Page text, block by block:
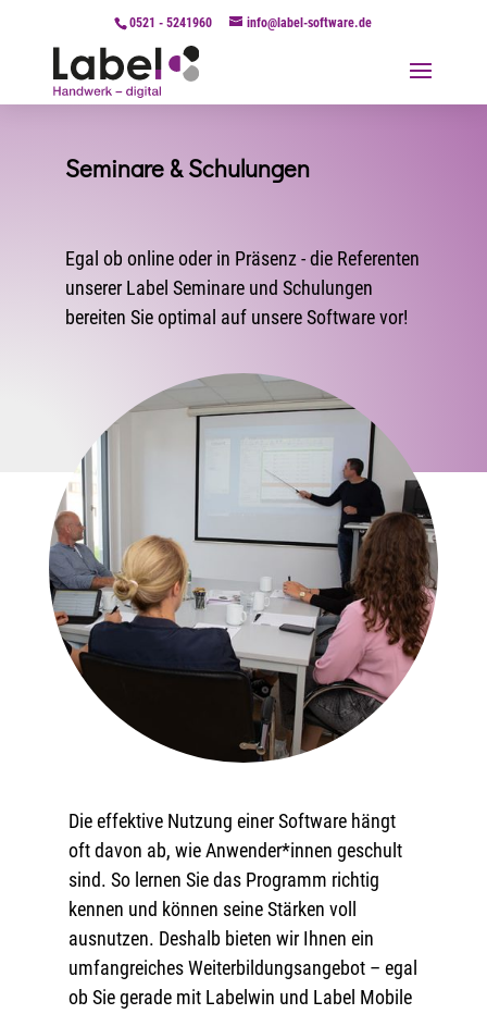
0521 - 5241960 info@label-software.de
Seminare & Schulungen
Egal ob online oder in Präsenz - die Referenten
unserer Label Seminare und Schulungen
bereiten Sie optimal auf unsere Software vor!
Die effektive Nutzung einer Software hängt
oft davon ab, wie Anwender*innen geschult
sind. So lernen Sie das Programm richtig
kennen und können seine Stärken voll
ausnutzen. Deshalb bieten wir Ihnen ein
umfangreiches Weiterbildungsangebot – egal
ob Sie gerade mit Labelwin und Label Mobile